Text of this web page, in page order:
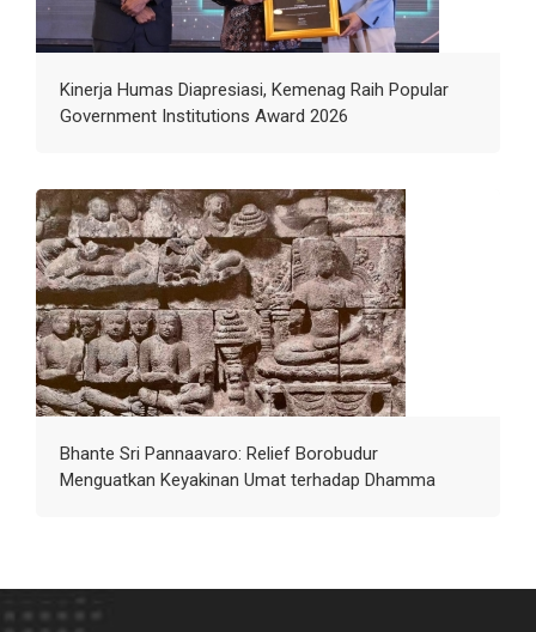
Kinerja Humas Diapresiasi, Kemenag Raih Popular
Government Institutions Award 2026
Bhante Sri Pannaavaro: Relief Borobudur
Menguatkan Keyakinan Umat terhadap Dhamma